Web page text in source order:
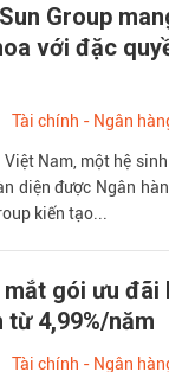
Group
với đặc
Tài chính - Ngân
Việt Nam, một hệ
diện được Ngân
kiến tạo...
gói ưu đãi
từ 4,99%/năm
Tài chính - Ngân